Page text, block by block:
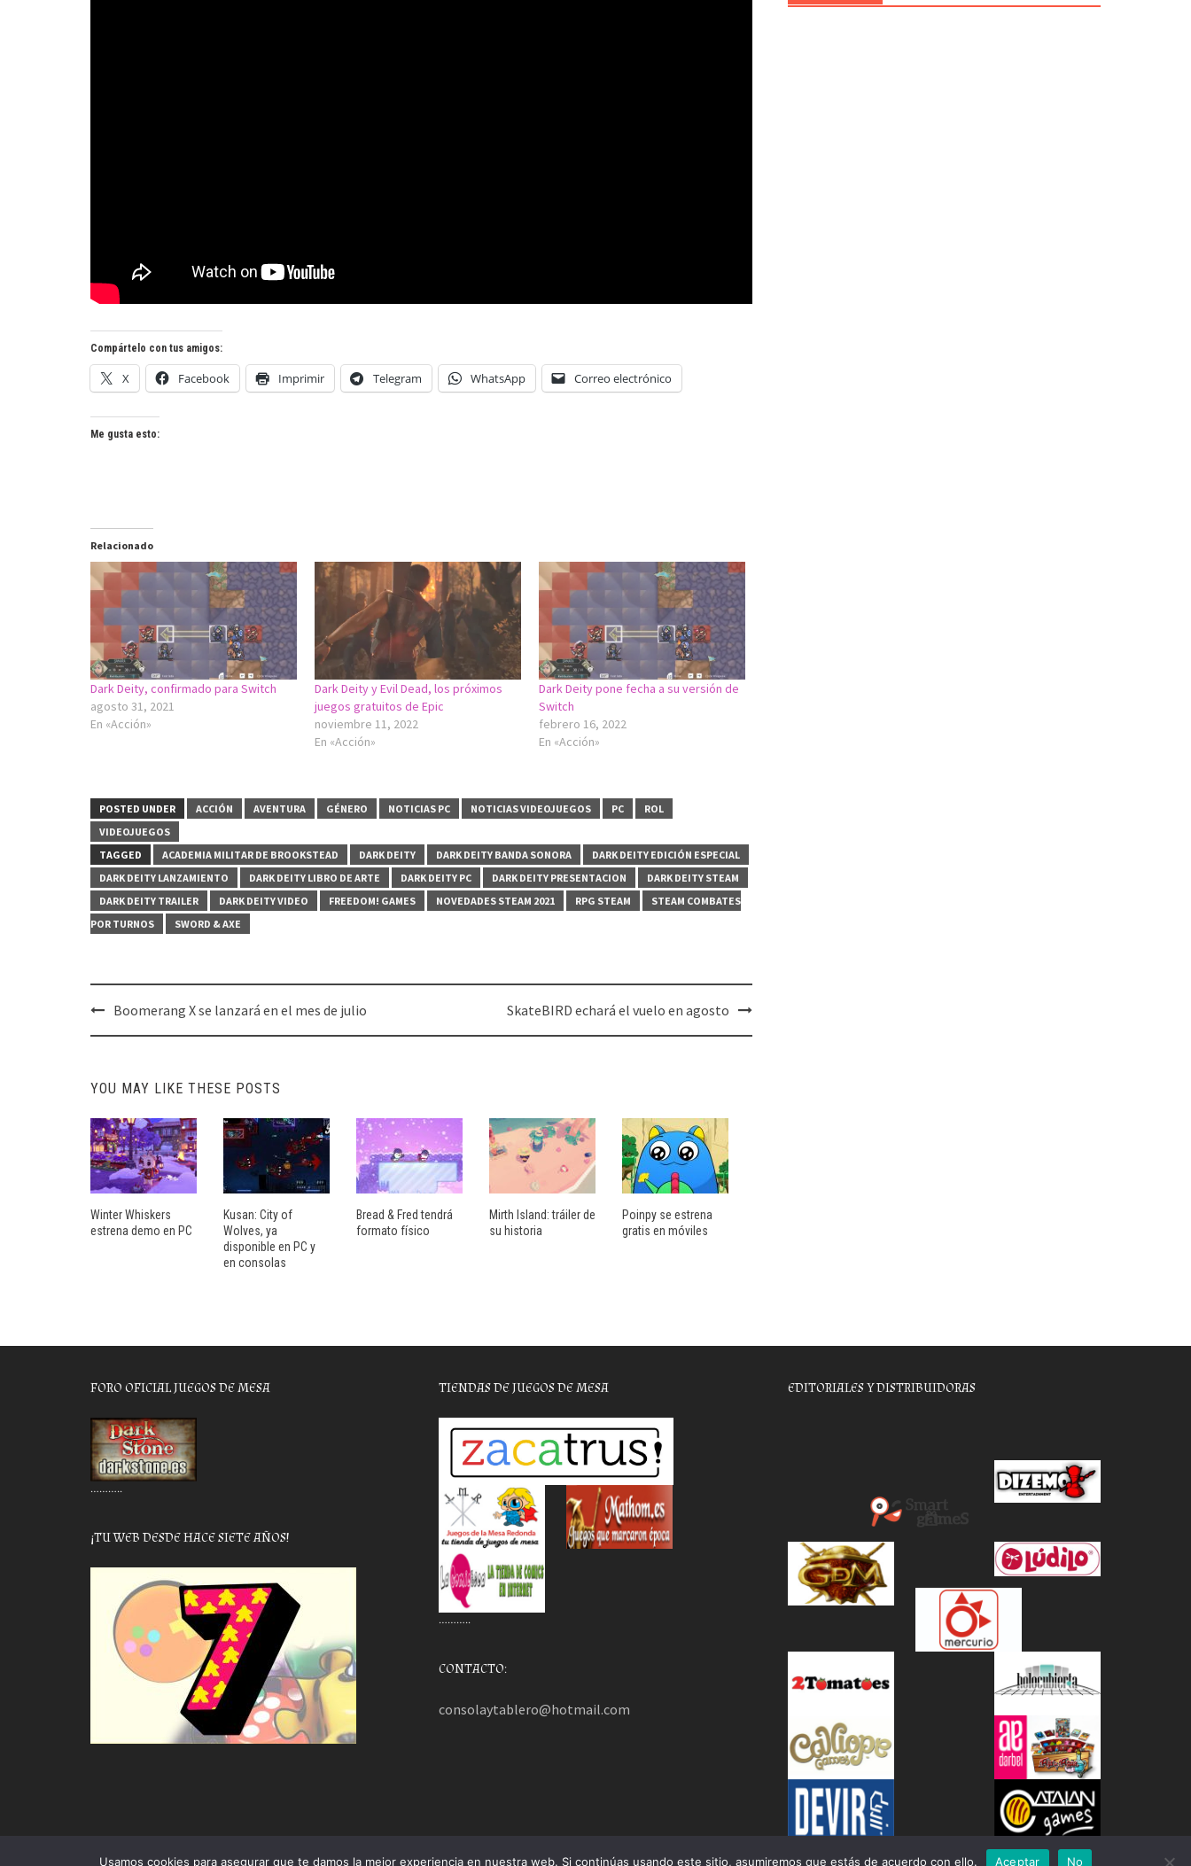
Compártelo con tus amigos:
X Facebook Imprimir Telegram WhatsApp Correo electrónico
Me gusta esto:
Relacionado
Dark Deity, confirmado para Switch
agosto 31, 2021
En «Acción»
Dark Deity y Evil Dead, los próximos
juegos gratuitos de Epic
noviembre 11, 2022
En «Acción»
Dark Deity pone fecha a su versión de
Switch
febrero 16, 2022
En «Acción»
POSTED UNDER ACCIÓN AVENTURA GÉNERO NOTICIAS PC NOTICIAS VIDEOJUEGOS PC
ROL
VIDEOJUEGOS
TAGGED
ACADEMIA MILITAR DE BROOKSTEAD DARK DEITY DARK DEITY BANDA SONORA
DARK DEITY EDICIÓN ESPECIAL
DARK DEITY LANZAMIENTO
DARK DEITY LIBRO DE ARTE DARK DEITY PC DARK DEITY PRESENTACION
DARK DEITY STEAM
DARK DEITY TRAILER
DARK DEITY VIDEO FREEDOM! GAMES NOVEDADES STEAM 2021 RPG STEAM
STEAM COMBATES
POR TURNOS
SWORD & AXE
Post
navigation
Boomerang X se lanzará en el mes de julio SkateBIRD echará el vuelo en agosto
YOU MAY LIKE THESE POSTS
Winter Whiskers
estrena demo en PC
Kusan: City of
Wolves, ya
disponible en PC y
en consolas
Bread & Fred tendrá
formato físico
Mirth Island: tráiler de
su historia
Poinpy se estrena
gratis en móviles
FORO OFICIAL JUEGOS DE MESA
………..
¡TU WEB DESDE HACE SIETE AÑOS!
TIENDAS DE JUEGOS DE MESA
………..
CONTACTO:
consolaytablero@hotmail.com
EDITORIALES Y DISTRIBUIDORAS
Usamos cookies para asegurar que te damos la mejor experiencia en nuestra web. Si continúas usando este sitio, asumiremos que estás de acuerdo con ello. Aceptar No